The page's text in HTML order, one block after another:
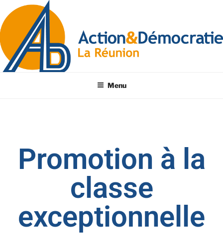
Menu
Promotion à la
classe
exceptionnelle